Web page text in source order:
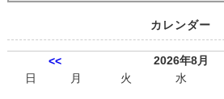
カレンダー
<<
2026年8月
日
月 火 水